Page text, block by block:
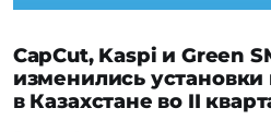
CapCut, Kaspi и Green
изменились
в Казахстане во II